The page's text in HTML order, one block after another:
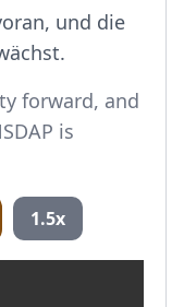
und die
forward, and
is
1.5x